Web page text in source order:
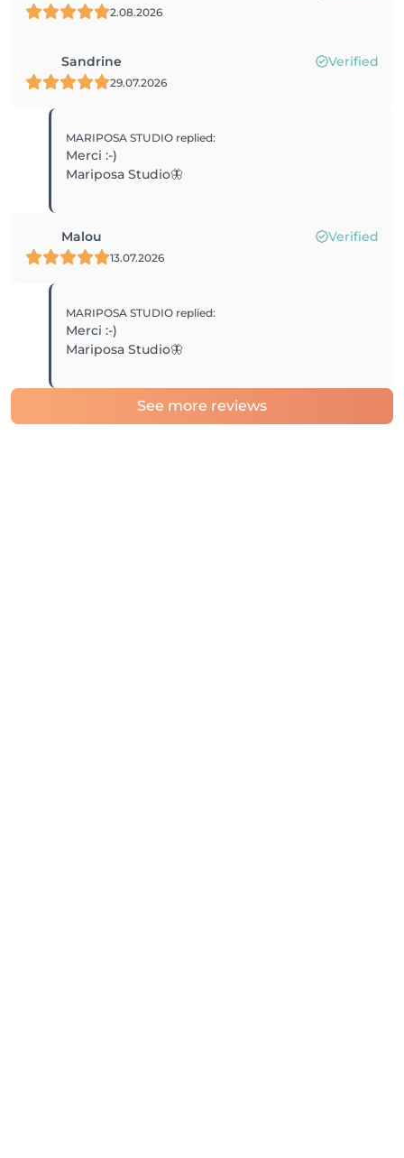
2.08.2026
Sandrine Verified
29.07.2026
MARIPOSA STUDIO replied:
Merci :-)
Mariposa Studio🦋
Malou Verified
13.07.2026
MARIPOSA STUDIO replied:
Merci :-)
Mariposa Studio🦋
See more reviews